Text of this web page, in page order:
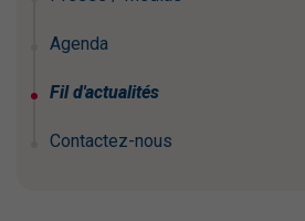
Agenda
Fil d'actualités
Contactez-nous